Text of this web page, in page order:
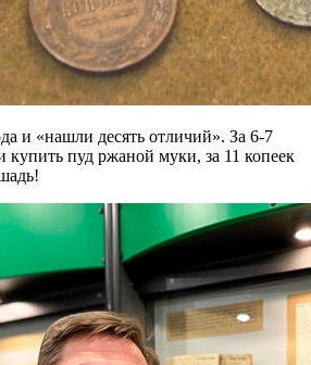
и «нашли десять отличий». За 6-7
купить пуд ржаной муки, за 11 копеек